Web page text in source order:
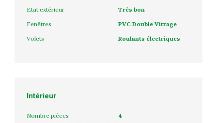
Etat extérieur
Très bon
Fenêtres
PVC Double Vitrage
Volets
Roulants électriques
Intérieur
Nombre pièces
4